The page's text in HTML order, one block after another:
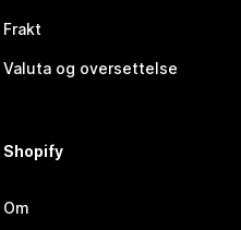
Frakt
Valuta og oversettelse
Shopify
Om